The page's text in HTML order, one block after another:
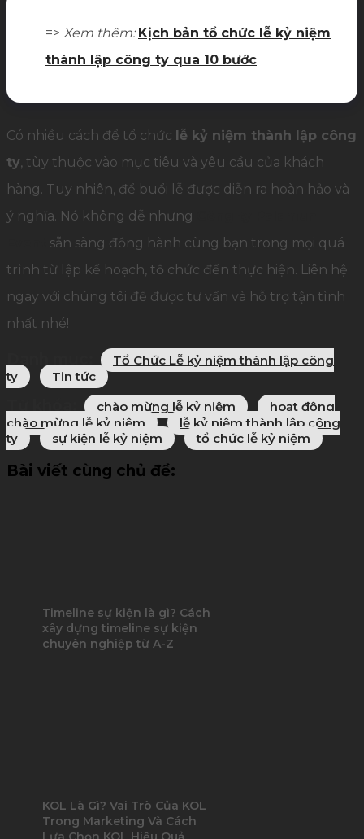
=> Xem thêm: Kịch bản tổ chức lễ kỷ niệm
thành lập công ty qua 10 bước
Có nhiều cách để tổ chức lễ kỷ niệm thành lập công
ty, tùy thuộc vào mục tiêu và yêu cầu của khách
hàng. Tuy nhiên, để buổi lễ được diễn ra hoàn hảo và
ý nghĩa. Nó không dễ nhưng
sẵn sàng đồng hành cùng bạn trong mọi quá
trình từ lập kế hoạch, tổ chức đến thực hiện. Liên hệ
ngay với chúng tôi để được tư vấn và hỗ trợ tận tình
nhất nhé!
Tổ Chức Lễ kỷ niệm thành lập công
ty
Tin tức
chào mừng lễ kỷ niệm
hoạt động
chào mừng lễ kỷ niệm
lễ kỷ niệm thành lập công
ty
sự kiện lễ kỷ niệm tổ chức lễ kỷ niệm
Bài viết cùng chủ đề:
Timeline sự kiện là gì? Cách
xây dựng timeline sự kiện
chuyên nghiệp từ A-Z
KOL Là Gì? Vai Trò Của KOL
Trong Marketing Và Cách